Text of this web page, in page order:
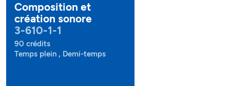
Composition et
création sonore
3-610-1-1
90 crédits
Temps plein , Demi-temps